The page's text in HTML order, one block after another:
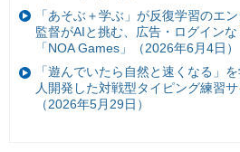
「あそぶ＋学ぶ」が反復学習のエ
監督がAIと挑む、広告・ログイン
「NOA Games」（2026年6月4日）
「遊んでいたら自然と速くなる」
人開発した対戦型タイピング練習
（2026年5月29日）